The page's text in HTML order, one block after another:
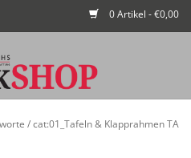
0 Artikel - €0,00
/cat:01_Tafeln & Klapprahmen TA